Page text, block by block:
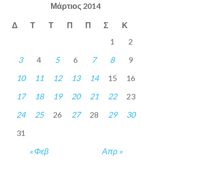
Μάρτιος 2014
Δ Τ Τ Π Π Σ Κ
« Φεβ Απρ »
1
2
3
4 5 6 7 8
9
10
11 12 13 14 15
16
17
18 19 20 21 22
23
24
25 26 27 28 29
30
31